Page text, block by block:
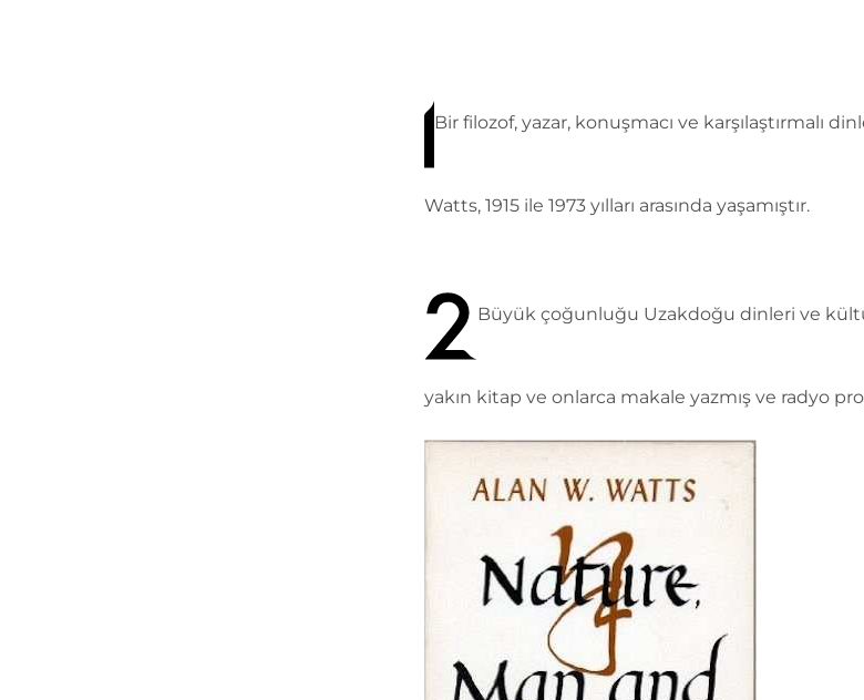
Bir filozof, yazar, konuşmacı ve karşılaştırmalı
Watts, 1915 ile 1973 yılları arasında yaşamıştır.
Büyük çoğunluğu Uzakdoğu dinleri ve
yakın kitap ve onlarca makale yazmış ve radyo